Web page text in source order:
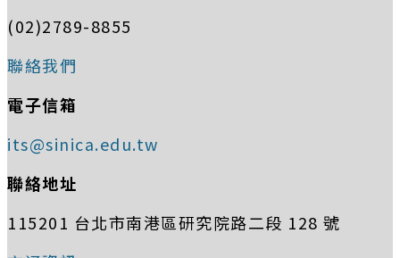
(02)2789-8855
聯絡我們
電子信箱
its@sinica.edu.tw
聯絡地址
115201 台北市南港區研究院路二段 128 號